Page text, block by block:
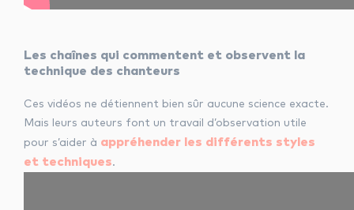
Les chaînes qui commentent et observent la
technique des chanteurs
Ces vidéos ne détiennent bien sûr aucune science exacte.
Mais leurs auteurs font un travail d’observation utile
pour s’aider à appréhender les différents styles
et techniques.